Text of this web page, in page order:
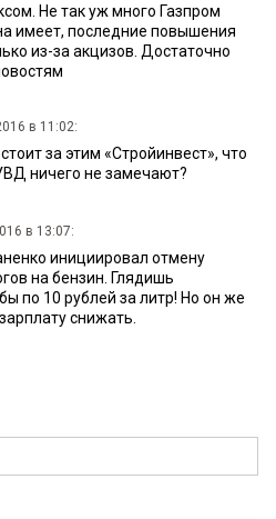
Не так уж много Газпром
имеет, последние повышения
из-за акцизов. Достаточно
в 11:02:
за этим «Стройинвест», что
ничего не замечают?
в 13:07:
инициировал отмену
на бензин. Глядишь
по 10 рублей за литр! Но он же
снижать.